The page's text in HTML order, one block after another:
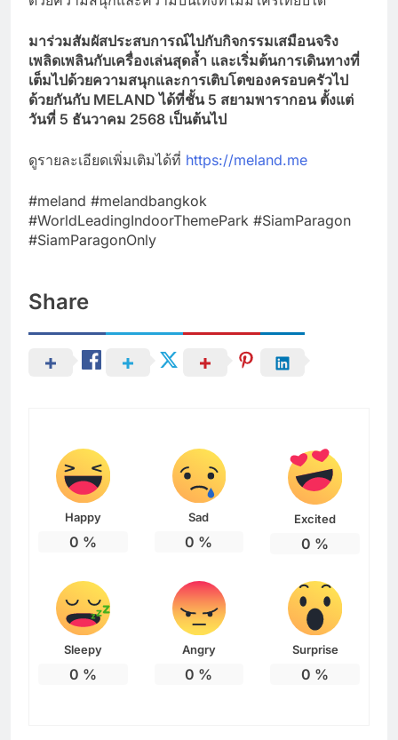
มาร่วมสัมผัสประสบการณ์ไปกับกิจกรรมเสมือนจริง
เพลิดเพลินกับเครื่องเล่นสุดล้ำ และเริ่มต้นการเดินทางที่
เต็มไปด้วยความสนุกและการเติบโตของครอบครัวไป
ด้วยกันกับ MELANDได้ที่ชั้น 5 สยามพารากอน ตั้งแต่
วันที่ 5 ธันวาคม 2568 เป็นต้นไป
ดูรายละเอียดเพิ่มเติมได้ที่ https://meland.me
#meland #melandbangkok
#WorldLeadingIndoorThemePark #SiamParagon
#SiamParagonOnly
Share
Happy
0 %
Sad
0 %
Excited
0 %
Sleepy
0 %
Angry
0 %
Surprise
0 %